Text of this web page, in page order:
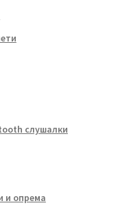
слушалки
и опрема